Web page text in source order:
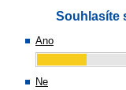
Souhlasíte
Ano
Ne